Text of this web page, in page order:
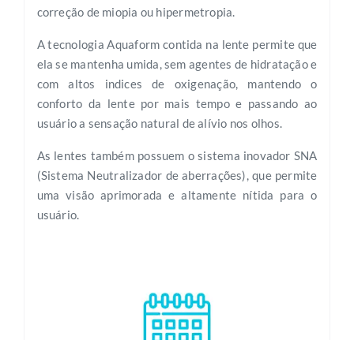
correção de miopia ou hipermetropia.
A tecnologia Aquaform contida na lente permite que
ela se mantenha umida, sem agentes de hidratação e
com altos indices de oxigenação, mantendo o
conforto da lente por mais tempo e passando ao
usuário a sensação natural de alívio nos olhos.
As lentes também possuem o sistema inovador SNA
(Sistema Neutralizador de aberrações), que permite
uma visão aprimorada e altamente nítida para o
usuário.